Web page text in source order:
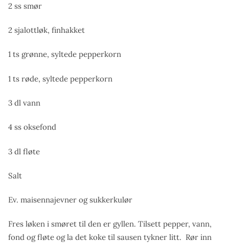
2 ss smør
2 sjalottløk, finhakket
1 ts grønne, syltede pepperkorn
1 ts røde, syltede pepperkorn
3 dl vann
4 ss oksefond
3 dl fløte
Salt
Ev. maisennajevner og sukkerkulør
Fres løken i smøret til den er gyllen. Tilsett pepper, vann,
fond og fløte og la det koke til sausen tykner litt. Rør inn